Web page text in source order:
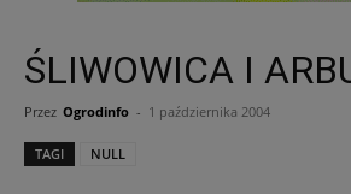
ŚLIWOWICA I
Przez Ogrodinfo - 1 października 2004
TAGI NULL